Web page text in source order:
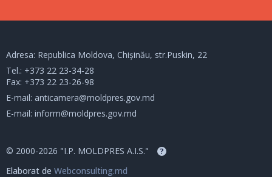
Adresa: Republica Moldova, Chișinău, str.Puskin, 22
Tel.: +373 22 23-34-28
Fax: +373 22 23-26-98
E-mail: anticamera@moldpres.gov.md
E-mail: inform@moldpres.gov.md
© 2000-2026 "I.P. MOLDPRES A.I.S." ?
Elaborat de Webconsulting.md